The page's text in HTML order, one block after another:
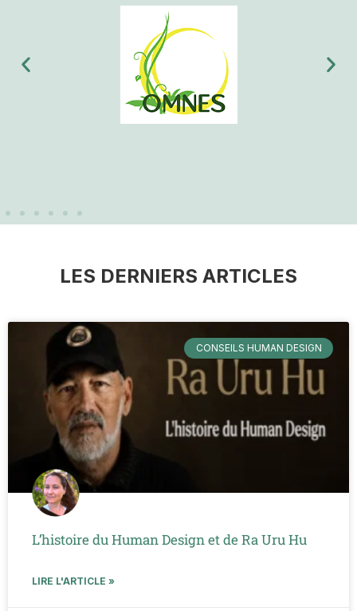
LES DERNIERS ARTICLES
CONSEILS HUMAN DESIGN
L’histoire du Human Design et de Ra Uru Hu
LIRE L'ARTICLE »